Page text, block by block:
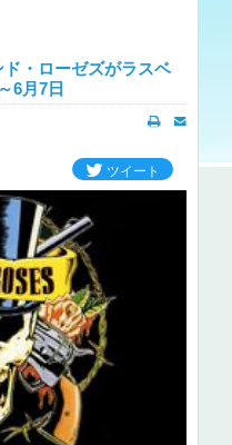
・ローゼズがラスベ
6月7日
ツイート